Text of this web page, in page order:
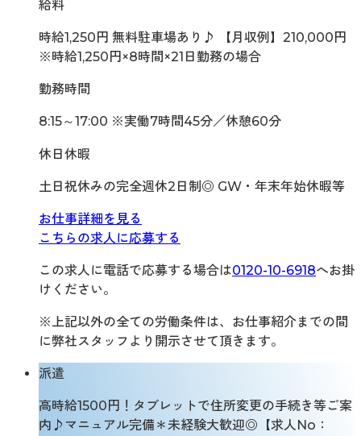
給料
時給1,250円 無料駐車場あり♪ 【月収例】210,000円
※時給1,250円×8時間×21日勤務の場合
勤務時間
8:15～17:00 ※実働7時間45分／休憩60分
休日休暇
土日祝休みの完全週休2日制◎ GW・年末年始休暇等
お仕事詳細を見る
こちらの求人に応募する
この求人に電話で応募する場合は0120-10-6918へお掛
けください。
※上記以外の全ての労働条件は、お仕事紹介までの間
に弊社スタッフより開示させて頂きます。
派遣
高時給1500円！タブレットで住所変更の手続き等ご案
内♪マニュアル完備＊未経験大歓迎◎【求人No：